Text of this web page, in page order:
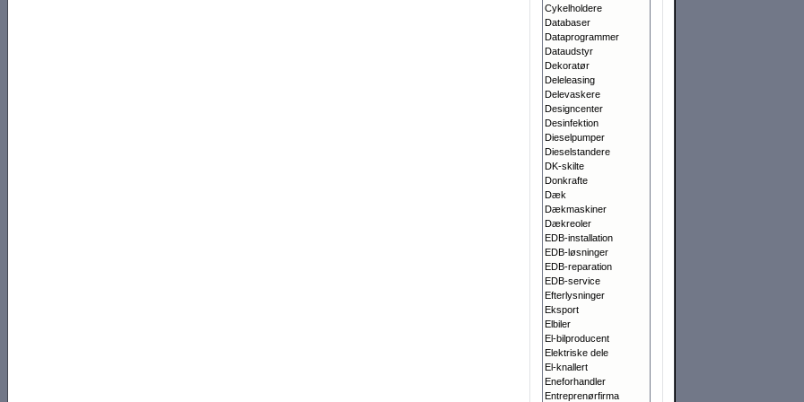
Cykelholdere
Databaser
Dataprogrammer
Dataudstyr
Dekoratør
Deleleasing
Delevaskere
Designcenter
Desinfektion
Dieselpumper
Dieselstandere
DK-skilte
Donkrafte
Dæk
Dækmaskiner
Dækreoler
EDB-installation
EDB-løsninger
EDB-reparation
EDB-service
Efterlysninger
Eksport
Elbiler
El-bilproducent
Elektriske dele
El-knallert
Eneforhandler
Entreprenørfirma